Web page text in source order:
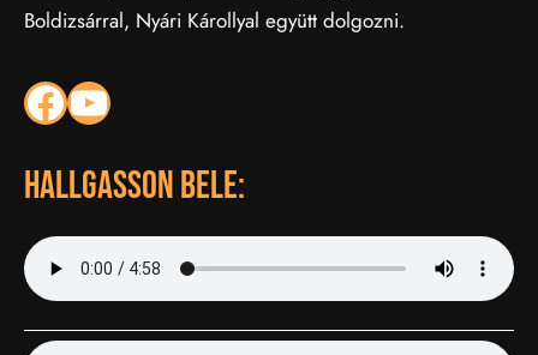
Boldizsárral, Nyári Károllyal együtt dolgozni.
Facebook YouTube
hallgasson bele: